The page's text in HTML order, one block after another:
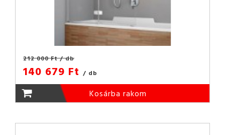
212 000 Ft/ db
140 679 Ft / db
Kosárba rakom